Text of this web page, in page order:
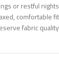
or restful nights
comfortable fit
fabric quality